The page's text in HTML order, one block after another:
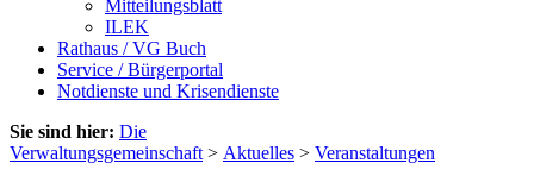
Mitteilungsblatt
ILEK
Rathaus / VG Buch
Service / Bürgerportal
Notdienste und Krisendienste
Sie sind hier: Die
Verwaltungsgemeinschaft > Aktuelles > Veranstaltungen